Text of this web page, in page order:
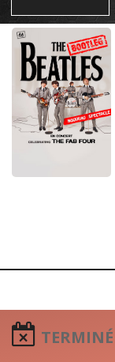
TERMINÉ